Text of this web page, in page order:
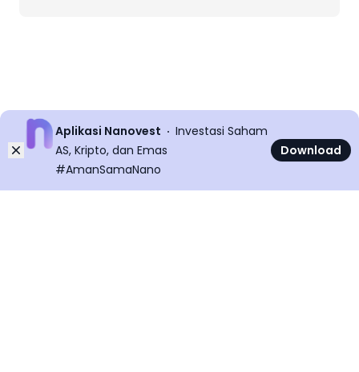
Dismiss
Aplikasi Nanovest
Investasi Saham
AS, Kripto, dan Emas
#AmanSamaNano
Download